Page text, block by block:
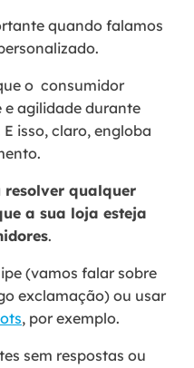
quando falamos
o consumidor
e agilidade durante
isso, claro, engloba
qualquer
a sua loja esteja
.
(vamos falar sobre
exclamação) ou usar
, por exemplo.
sem respostas ou